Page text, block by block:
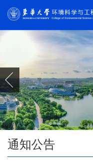
通知公告